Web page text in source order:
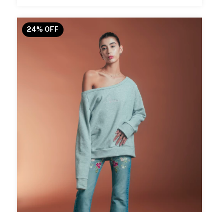
24% OFF